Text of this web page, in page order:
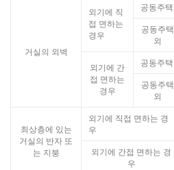
거실의 외벽
외기에 직
접 면하는
경우
공동주택
공동주택
외
외기에 간
접 면하는
경우
공동주택
공동주택
외
최상층에 있는
거실의 반자 또
는 지붕
외기에 직접 면하는 경
우
외기에 간접 면하는 경
우